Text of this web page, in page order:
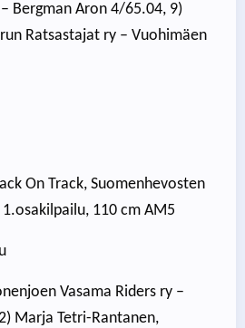
Bergman Aron 4/65.04, 9)
Ratsastajat ry – Vuohimäen
On Track, Suomenhevosten
110 cm AM5
Vasama Riders ry –
Marja Tetri-Rantanen,